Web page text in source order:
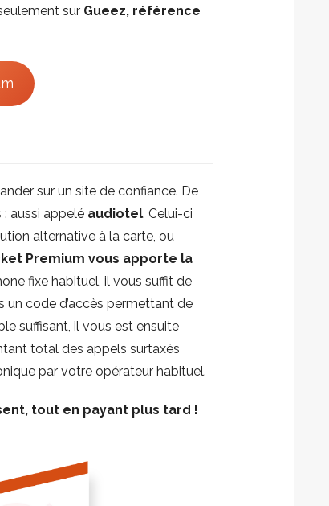
sur Gueez, référence
sur un site de confiance. De
aussi appelé audiotel. Celui-ci
alternative à la carte, ou
Premium vous apporte la
fixe habituel, il vous suffit de
un code d’accès permettant de
suffisant, il vous est ensuite
total des appels surtaxés
par votre opérateur habituel.
tout en payant plus tard !